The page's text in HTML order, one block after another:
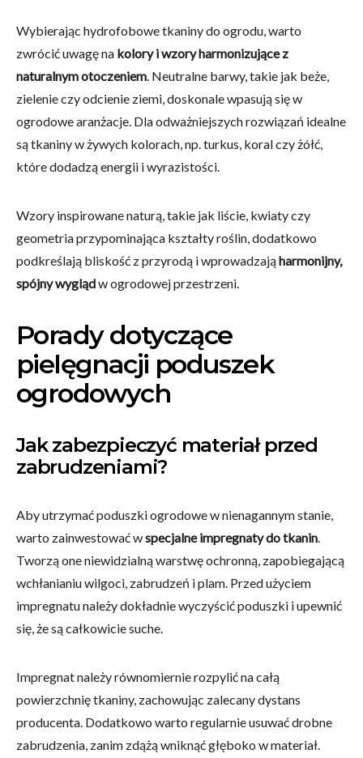
Wybierając hydrofobowe tkaniny do ogrodu, warto
zwrócić uwagę na kolory i wzory harmonizujące z
naturalnym otoczeniem. Neutralne barwy, takie jak beże,
zielenie czy odcienie ziemi, doskonale wpasują się w
ogrodowe aranżacje. Dla odważniejszych rozwiązań idealne
są tkaniny w żywych kolorach, np. turkus, koral czy żółć,
które dodadzą energii i wyrazistości.
Wzory inspirowane naturą, takie jak liście, kwiaty czy
geometria przypominająca kształty roślin, dodatkowo
podkreślają bliskość z przyrodą i wprowadzająharmonijny,
spójny wyglądw ogrodowej przestrzeni.
Porady dotyczące
pielęgnacji poduszek
ogrodowych
Jak zabezpieczyć materiał przed
zabrudzeniami?
Aby utrzymać poduszki ogrodowe w nienagannym stanie,
warto zainwestować wspecjalne impregnaty do tkanin.
Tworzą one niewidzialną warstwę ochronną, zapobiegającą
wchłanianiu wilgoci, zabrudzeń i plam. Przed użyciem
impregnatu należy dokładnie wyczyścić poduszki i upewnić
się, że są całkowicie suche.
Impregnat należy równomiernie rozpylić na całą
powierzchnię tkaniny, zachowując zalecany dystans
producenta. Dodatkowo warto regularnie usuwać drobne
zabrudzenia, zanim zdążą wniknąć głęboko w materiał.